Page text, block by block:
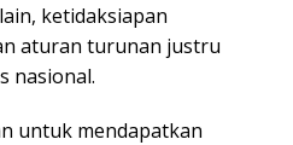
ketidaksiapan
aturan turunan justru
nasional.
untuk mendapatkan